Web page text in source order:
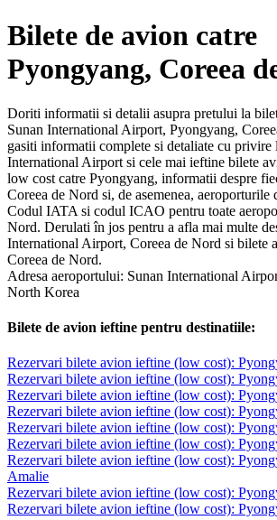
Bilete de avion catre
Pyongyang, Coreea
Doriti informatii si detalii asupra pretului la
Sunan International Airport, Pyongyang,
gasiti informatii complete si detaliate cu privire
International Airport si cele mai ieftine bilete
low cost catre Pyongyang, informatii despre
Coreea de Nord si, de asemenea, aeroporturile
Codul IATA si codul ICAO pentru toate
Nord. Derulati în jos pentru a afla mai multe
International Airport, Coreea de Nord si bilete
Coreea de Nord.
Adresa aeroportului: Sunan International
North Korea
Bilete de avion ieftine pentru destinatiile:
Rezervari bilete avion ieftine (low cost):
Rezervari bilete avion ieftine (low cost):
Rezervari bilete avion ieftine (low cost):
Rezervari bilete avion ieftine (low cost):
Rezervari bilete avion ieftine (low cost):
Rezervari bilete avion ieftine (low cost):
Rezervari bilete avion ieftine (low cost):
Amalie
Rezervari bilete avion ieftine (low cost):
Rezervari bilete avion ieftine (low cost):